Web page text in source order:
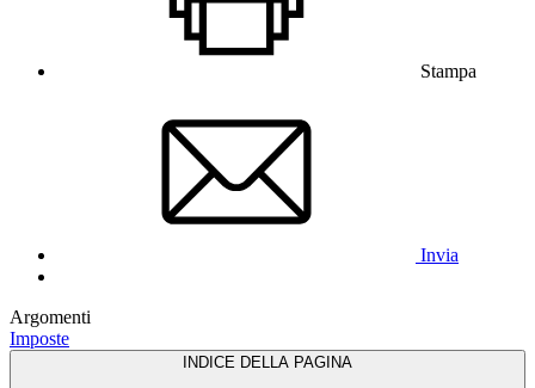
Stampa
Invia
Argomenti
Imposte
INDICE DELLA PAGINA